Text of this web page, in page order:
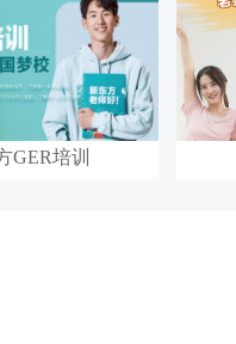
GER培训